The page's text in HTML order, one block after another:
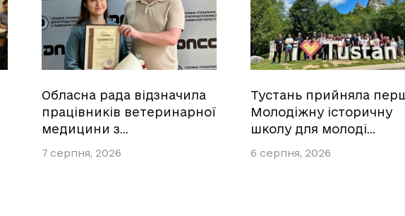
Обласна рада відзначила
працівників ветеринарної
медицини з…
7 серпня, 2026
Тустань прийняла
Молодіжну історичну
школу для молоді…
6 серпня, 2026